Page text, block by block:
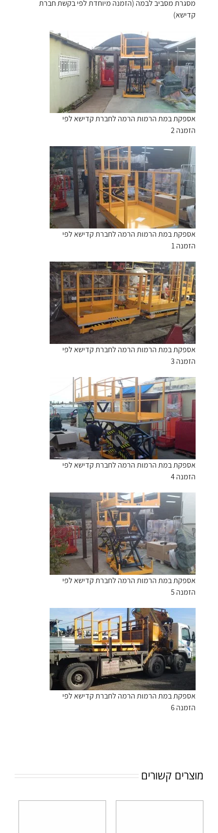
מסגרת מסביב לבמה (הזמנה מיוחדת לפי בקשת חברת
קדישא)
אספקת במת הרמות הרמה לחברת קדישא לפי
הזמנה 2
אספקת במת הרמות הרמה לחברת קדישא לפי
הזמנה 1
אספקת במת הרמות הרמה לחברת קדישא לפי
הזמנה 3
אספקת במת הרמות הרמה לחברת קדישא לפי
הזמנה 4
אספקת במת הרמות הרמה לחברת קדישא לפי
הזמנה 5
אספקת במת הרמות הרמה לחברת קדישא לפי
הזמנה 6
מוצרים קשורים